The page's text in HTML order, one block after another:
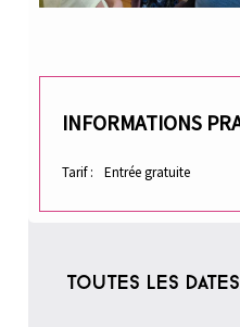
Tarif Entrée gratuite
TOUTES LES DATES